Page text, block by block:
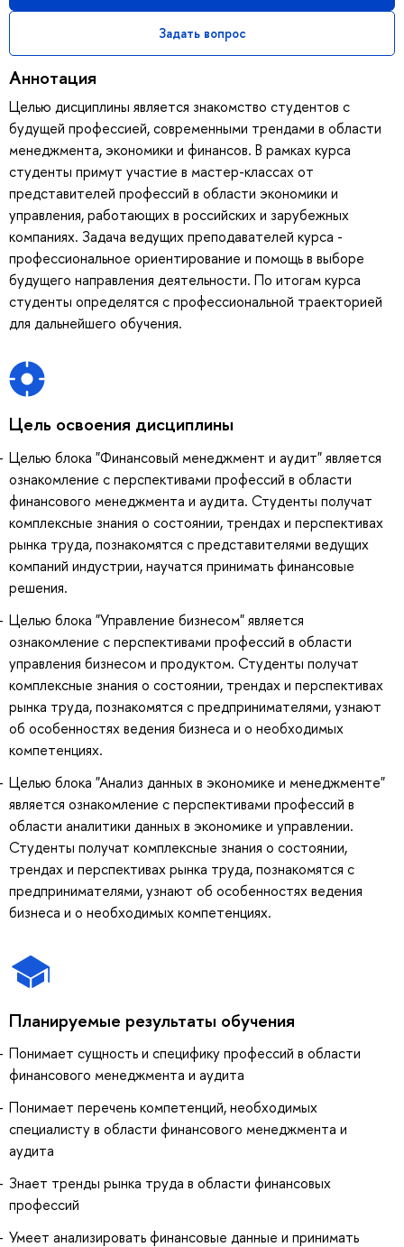
Задать вопрос
Аннотация
Целью дисциплины является знакомство студентов с
будущей профессией, современными трендами в области
менеджмента, экономики и финансов. В рамках курса
студенты примут участие в мастер-классах от
представителей профессий в области экономики и
управления, работающих в российских и зарубежных
компаниях. Задача ведущих преподавателей курса -
профессиональное ориентирование и помощь в выборе
будущего направления деятельности. По итогам курса
студенты определятся с профессиональной траекторией
для дальнейшего обучения.
Цель освоения дисциплины
Целью блока "Финансовый менеджмент и аудит" является
ознакомление с перспективами профессий в области
финансового менеджмента и аудита. Студенты получат
комплексные знания о состоянии, трендах и перспективах
рынка труда, познакомятся с представителями ведущих
компаний индустрии, научатся принимать финансовые
решения.
Целью блока "Управление бизнесом" является
ознакомление с перспективами профессий в области
управления бизнесом и продуктом. Студенты получат
комплексные знания о состоянии, трендах и перспективах
рынка труда, познакомятся с предпринимателями, узнают
об особенностях ведения бизнеса и о необходимых
компетенциях.
Целью блока "Анализ данных в экономике и менеджменте"
является ознакомление с перспективами профессий в
области аналитики данных в экономике и управлении.
Студенты получат комплексные знания о состоянии,
трендах и перспективах рынка труда, познакомятся с
предпринимателями, узнают об особенностях ведения
бизнеса и о необходимых компетенциях.
Планируемые результаты обучения
Понимает сущность и специфику профессий в области
финансового менеджмента и аудита
Понимает перечень компетенций, необходимых
специалисту в области финансового менеджмента и
аудита
Знает тренды рынка труда в области финансовых
профессий
Умеет анализировать финансовые данные и принимать